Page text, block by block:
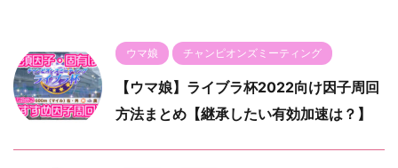
ウマ娘 チャンピオンズミーティング
【ウマ娘】ライブラ杯2022向け因子周回
方法まとめ【継承したい有効加速は？】